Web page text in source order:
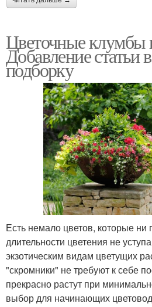
Цветочные клумбы
Добавление статьи
подборку
Есть немало цветов, которые ни
длительности цветения не
экзотическим видам цветущих
"скромники" не требуют к себе
прекрасно растут при
выбор для начинающих